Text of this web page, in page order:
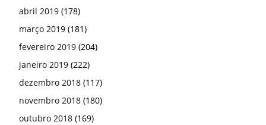
abril 2019 (178)
março 2019 (181)
fevereiro 2019 (204)
janeiro 2019 (222)
dezembro 2018 (117)
novembro 2018 (180)
outubro 2018 (169)